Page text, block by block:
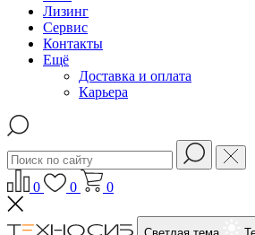
Лизинг
Сервис
Контакты
Ещё
Доставка и оплата
Карьера
0 0 0